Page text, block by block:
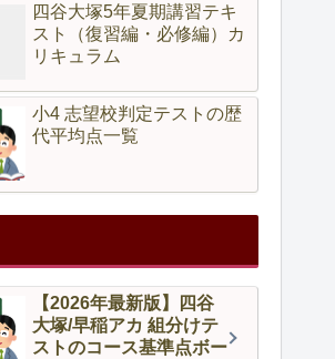
四谷大塚5年夏期講習テキ
スト（復習編・必修編）カ
リキュラム
小4 志望校判定テストの歴
代平均点一覧
【2026年最新版】四谷
大塚/早稲アカ 組分けテ
ストのコース基準点ボー